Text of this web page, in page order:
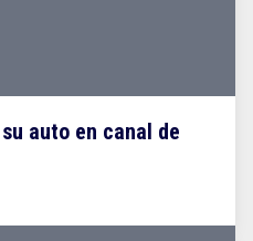
auto en canal de